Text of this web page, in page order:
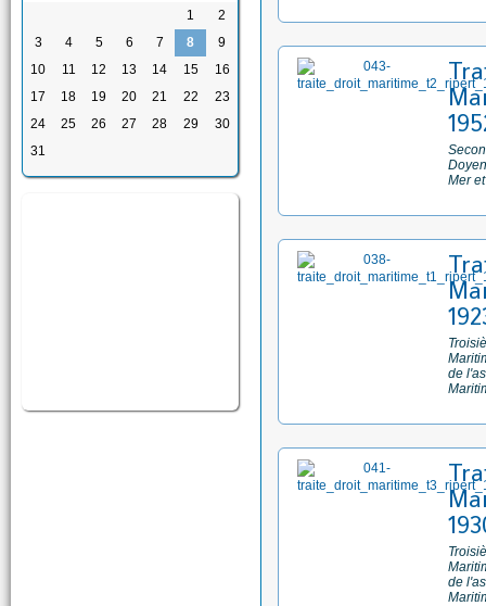
1
2
3
4 5 6 7 8
9
10
11 12 13 14 15
16
17
18 19 20 21 22
23
24
25 26 27 28 29
30
31
Mer
de
de